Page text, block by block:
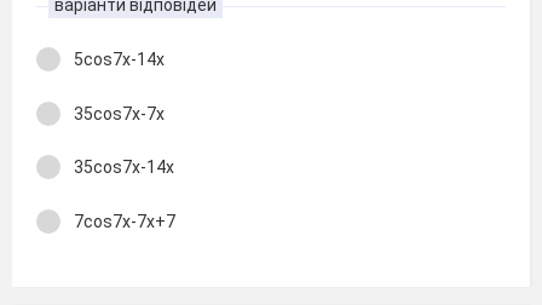
варіанти відповідей
5cos7x-14x
35cos7x-7x
35cos7x-14x
7cos7x-7x+7